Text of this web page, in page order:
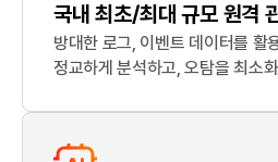
국내 최초/최대 규모 원격
방대한 로그, 이벤트 데이터를 활
정교하게 분석하고, 오탐을 최소